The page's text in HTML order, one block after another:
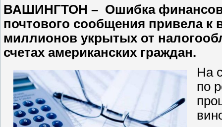
ВАШИНГТОН – Ошибка
почтового сообщения привела
миллионов укрытых от
счетах американских граждан.
На
по